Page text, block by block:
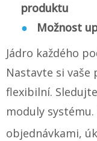
produktu
Možnost
Jádro každého
Nastavte si
flexibilní.
moduly
objednávkami,